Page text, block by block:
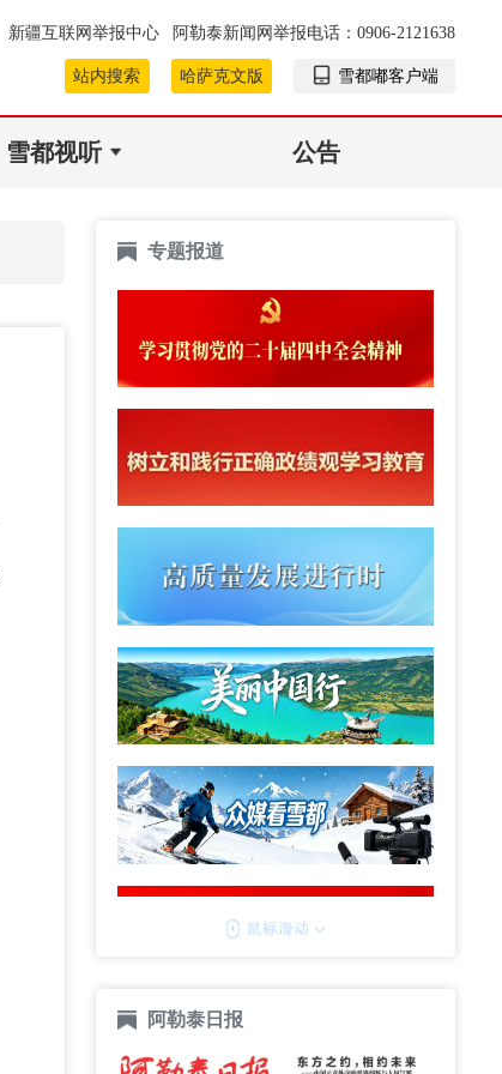
新疆互联网举报中心 阿勒泰新闻网举报电话：0906-2121638
站内搜索 哈萨克文版 雪都嘟客户端
雪都视听 公告
专题报道
阿勒泰日报